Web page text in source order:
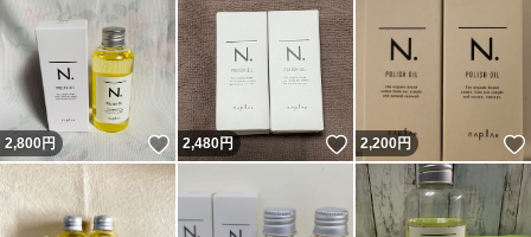
2,800円 いいね！
2,480円 いいね！
2,200円